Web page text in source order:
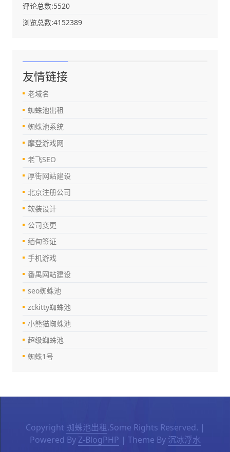
评论总数:5520
浏览总数:4152389
友情链接
老域名
蜘蛛池出租
蜘蛛池系统
摩登游戏网
老飞SEO
厚街网站建设
北京注册公司
软装设计
公司变更
缅甸签证
手机游戏
番禺网站建设
seo蜘蛛池
zckitty蜘蛛池
小熊猫蜘蛛池
超级蜘蛛池
蜘蛛1号
Copyright 蜘蛛池出租.Some Rights Reserved. |
Powered By Z-BlogPHP | Theme By 沉冰浮水